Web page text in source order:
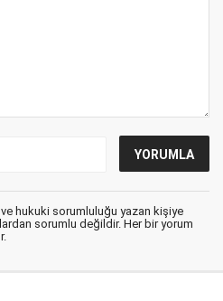
ve hukuki sorumluluğu yazan kişiye
sorumlu değildir. Her bir yorum